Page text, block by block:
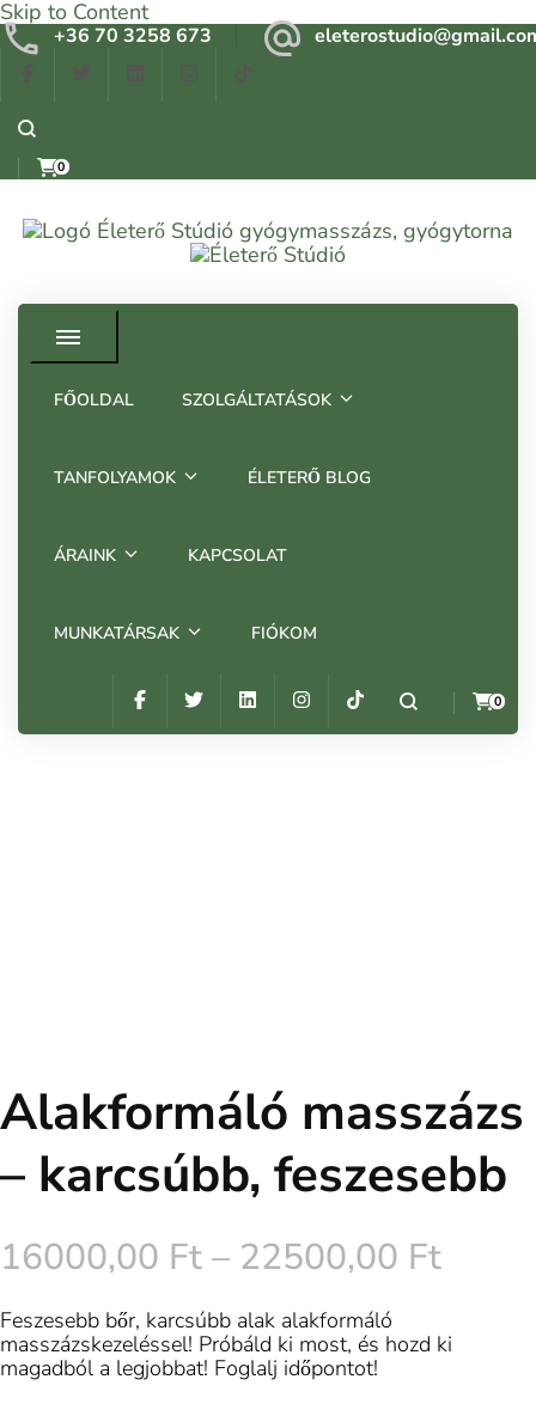
Skip to Content
+36 70 3258 673
0
Életerő Stúdió
Gyógymasszázs, gyógytorna, frissítő masszázs Budapesten –
Tapasztalt szakemberrel
FŐOLDAL SZOLGÁLTATÁSOK
TANFOLYAMOK ÉLETERŐ BLOG
ÁRAINK KAPCSOLAT
MUNKATÁRSAK FIÓKOM
0
Alakformáló masszázs
– karcsúbb, feszesebb
16000,00 Ft– 22500,00 Ft
Feszesebb bőr, karcsúbb alak alakformáló
masszázskezeléssel! Próbáld ki most, és hozd ki
magadból a legjobbat! Foglalj időpontot!